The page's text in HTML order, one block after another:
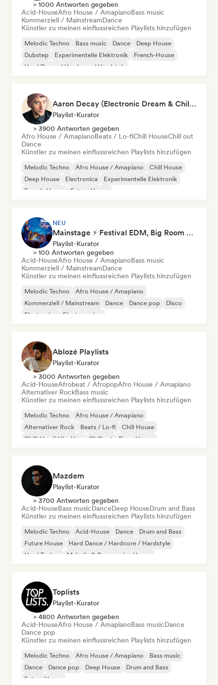
> 1000 Antworten gegeben
Acid-HouseAfro House / AmapianoBass music
Kommerziell / MainstreamDance
Künstler zu meinen einflussreichen Playlists hinzufügen
Melodic Techno Bass music Dance
Deep House
Dubstep
Experimentelle Elektronik
French-House
Hard Dance / Hardcore / Hardstyle
Aaron Decay (Electronic Dream & Chill Electronic Dream playlists)
Playlist-Kurator
> 3900 Antworten gegeben
Afro House / AmapianoBeats / Lo-fiChill HouseChill out
Dance
Künstler zu meinen einflussreichen Playlists hinzufügen
Melodic Techno Afro House / Amapiano
Chill House
Deep House
Electronica
Experimentelle Elektronik
French-House
Future House
NEU
Mainstage ⚡ Festival EDM, Big Room & House Anthems
Playlist-Kurator
> 100 Antworten gegeben
Acid-HouseAfro House / AmapianoBass music
Kommerziell / MainstreamDance
Künstler zu meinen einflussreichen Playlists hinzufügen
Melodic Techno
Afro House / Amapiano
Kommerziell / Mainstream
Dance Dance pop
Disco
Electronica
Electro swing
Ablozé Playlists
Playlist-Kurator
> 3000 Antworten gegeben
Acid-HouseAfrobeat / AfropopAfro House / Amapiano
Alternativer RockBass music
Künstler zu meinen einflussreichen Playlists hinzufügen
Melodic Techno
Afro House / Amapiano
Alternativer Rock
Beats / Lo-fi
Chill House
Chill / Lo-fi Hip-Hop
Chill out Deep House
Mazdem
Playlist-Kurator
> 3700 Antworten gegeben
Acid-HouseBass musicDanceDeep HouseDrum and Bass
Künstler zu meinen einflussreichen Playlists hinzufügen
Melodic Techno Acid-House Dance
Drum and Bass
Future House
Hard Dance / Hardcore / Hardstyle
Hard Techno
Melodic & Progressive House
Toplists
Playlist-Kurator
> 4800 Antworten gegeben
Acid-HouseAfro House / AmapianoBass musicDance
Dance pop
Künstler zu meinen einflussreichen Playlists hinzufügen
Melodic Techno Afro House / Amapiano
Bass music
Dance
Dance pop Deep House
Drum and Bass
Future House